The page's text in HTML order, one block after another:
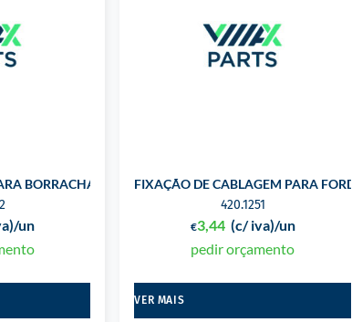
BORRACHA DE PORTA E JANELAS PARA CHRYS
/un
FIXAÇÃO DE CABLAGEM PARA FORD
420.1251
€3,44 (c/ iva)/un
pedir orçamento
VER MAIS